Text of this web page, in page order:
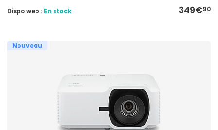
349€90
Dispo web : En stock
Nouveau